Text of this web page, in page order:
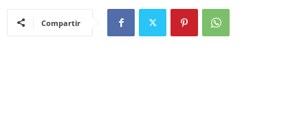
Compartir